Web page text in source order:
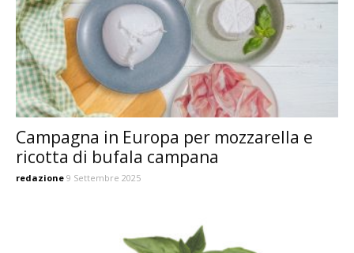
Campagna in Europa per mozzarella e
ricotta di bufala campana
redazione 9 Settembre 2025